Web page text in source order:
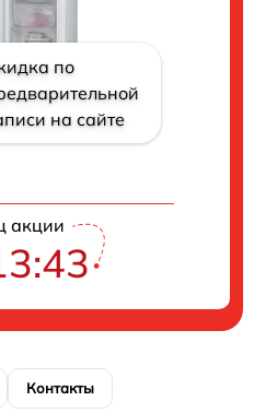
по
на сайте
акции
Контакты